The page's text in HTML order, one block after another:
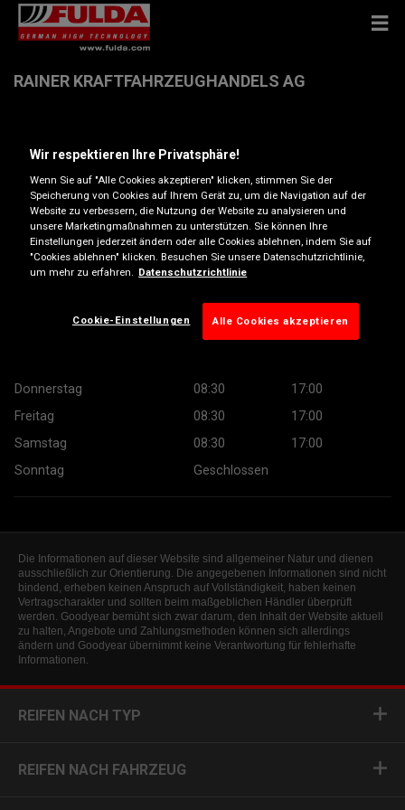
RAINER KRAFTFAHRZEUGHANDELS AG
Anfahrtsbeschreibung
Telefonnummer anzeigen
Öffnungszeiten
08:30
17:00
08:30
Donnerstag
08:30
17:00
Freitag
08:30
17:00
Samstag
08:30
17:00
Sonntag
Geschlossen
Die Informationen auf dieser Website sind allgemeiner Natur und dienen
ausschließlich zur Orientierung. Die angegebenen Informationen sind nicht
bindend, erheben keinen Anspruch auf Vollständigkeit, haben keinen
Vertragscharakter und sollten beim maßgeblichen Händler überprüft
werden. Goodyear bemüht sich zwar darum, den Inhalt der Website aktuell
zu halten, Angebote und Zahlungsmethoden können sich allerdings
ändern und Goodyear übernimmt keine Verantwortung für fehlerhafte
Informationen.
REIFEN NACH TYP
REIFEN NACH FAHRZEUG
Wir respektieren Ihre Privatsphäre!
Wenn Sie auf "Alle Cookies akzeptieren" klicken, stimmen Sie der
Speicherung von Cookies auf Ihrem Gerät zu, um die Navigation auf der
Website zu verbessern, die Nutzung der Website zu analysieren und
unsere Marketingmaßnahmen zu unterstützen. Sie können Ihre
Einstellungen jederzeit ändern oder alle Cookies ablehnen, indem Sie auf
"Cookies ablehnen" klicken. Besuchen Sie unsere Datenschutzrichtlinie,
um mehr zu erfahren. Datenschutzrichtlinie
Cookie-Einstellungen Alle Cookies akzeptieren